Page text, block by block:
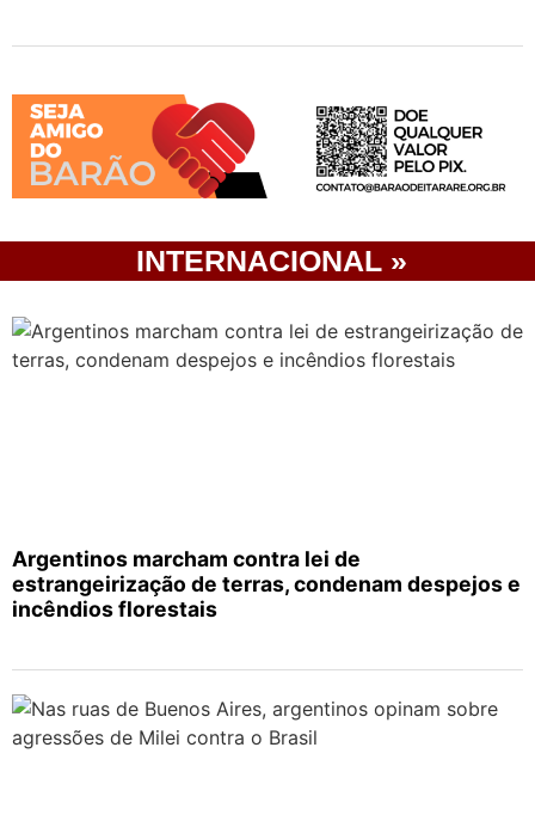
INTERNACIONAL »
Argentinos marcham contra lei de
estrangeirização de terras, condenam despejos e
incêndios florestais